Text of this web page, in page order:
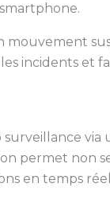
mouvement
incidents et
surveillance via
permet non
en temps